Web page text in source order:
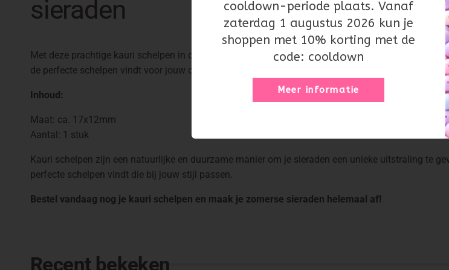
sieraden
Met deze prachtige kauri schelpen in de kleur goud maak je je zomerse sieraden helemaal af.
de perfecte schelpen vindt voor jouw ontwerp.
Inhoud:
Maat: ca. 17x12mm
Aantal: 1 stuk
Kauri schelpen zijn een natuurlijke en duurzame manier om je sieraden een unieke uitstraling te
perfecte schelpen vindt die bij jouw stijl passen.
Bestel vandaag nog je kauri schelpen en maak je zomerse sieraden helemaal af!
Recent bekeken
cooldown-periode plaats. Vanaf
zaterdag 1 augustus 2026 kun je
shoppen met 10% korting met de
code: cooldown
Meer informatie